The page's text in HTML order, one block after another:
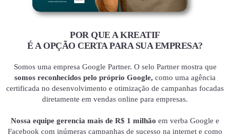
POR QUE A KREATIF
É A OPÇÃO CERTA PARA SUA EMPRESA?
Somos uma empresa Google Partner. O selo Partner mostra que
somos reconhecidos pelo próprio Google, como uma agência
certificada no desenvolvimento e otimização de campanhas focadas
diretamente em vendas online para empresas.
Nossa equipe gerencia mais de R$ 1 milhão em verba Google e
Facebook com inúmeras campanhas de sucesso na internet e como